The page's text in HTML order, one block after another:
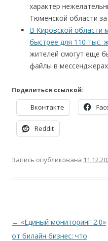
характер
Тюменской области
В Кировской области
быстрее для 110 тыс.
жителей смогут еще
файлы в
Поделиться ссылкой:
Вконтакте
Reddit
Запись опубликована
Навигация
по
← «Единый мониторинг 2.0»
от билайн бизнес: что